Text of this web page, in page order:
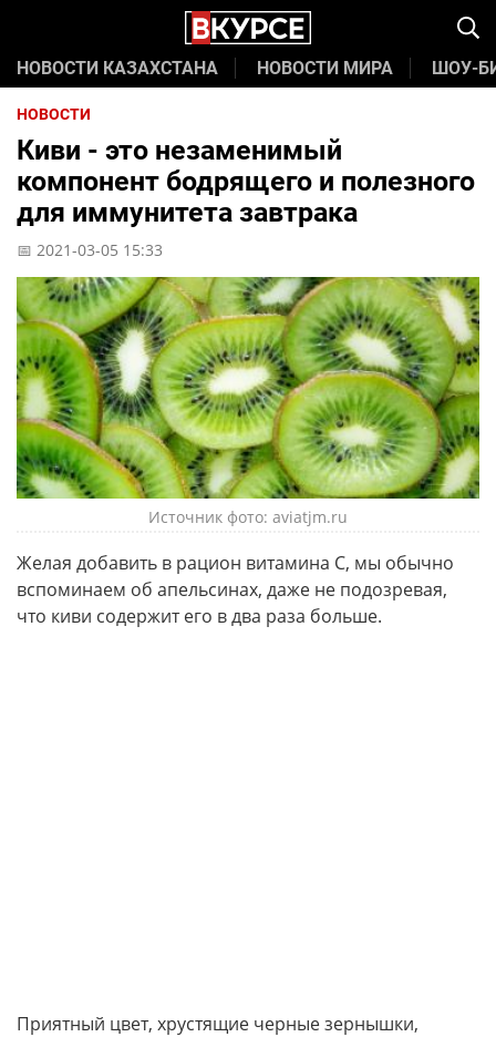
НОВОСТИ КАЗАХСТАНА НОВОСТИ МИРА ШОУ-
НОВОСТИ
Киви - это незаменимый
компонент бодрящего и полезного
для иммунитета завтрака
📅 2021-03-05 15:33
Источник фото: aviatjm.ru
Желая добавить в рацион витамина С, мы обычно
вспоминаем об апельсинах, даже не подозревая,
что киви содержит его в два раза больше.
Приятный цвет, хрустящие черные зернышки,